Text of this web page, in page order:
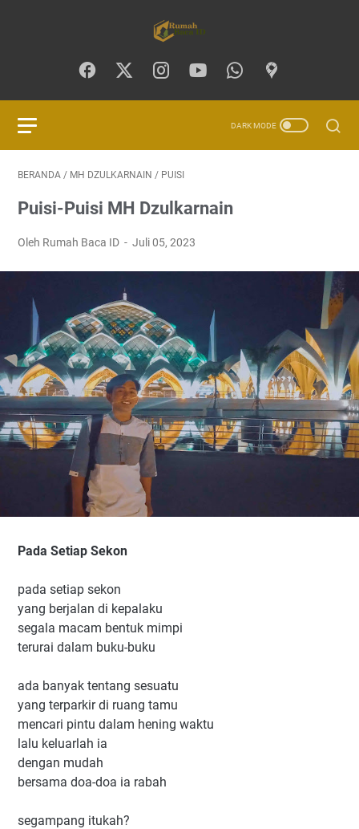
BERANDA / MH DZULKARNAIN / PUISI
Puisi-Puisi MH Dzulkarnain
Oleh Rumah Baca ID Juli 05, 2023
Pada Setiap Sekon
pada setiap sekon
yang berjalan di kepalaku
segala macam bentuk mimpi
terurai dalam buku-buku
ada banyak tentang sesuatu
yang terparkir di ruang tamu
mencari pintu dalam hening waktu
lalu keluarlah ia
dengan mudah
bersama doa-doa ia rabah
segampang itukah?